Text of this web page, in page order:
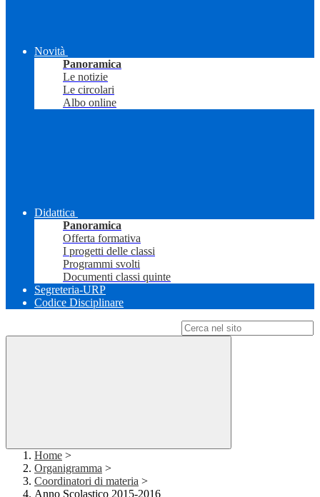
Novità
Panoramica
Le notizie
Le circolari
Albo online
Didattica
Panoramica
Offerta formativa
I progetti delle classi
Programmi svolti
Documenti classi quinte
Segreteria-URP
Codice Disciplinare
Home >
Organigramma >
Coordinatori di materia >
Anno Scolastico 2015-2016